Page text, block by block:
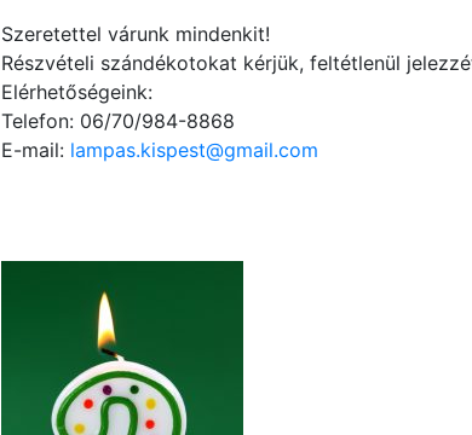
Szeretettel várunk mindenkit!
Részvételi szándékotokat kérjük, feltétlenül
Elérhetőségeink:
Telefon: 06/70/984-8868
E-mail: lampas.kispest@gmail.com